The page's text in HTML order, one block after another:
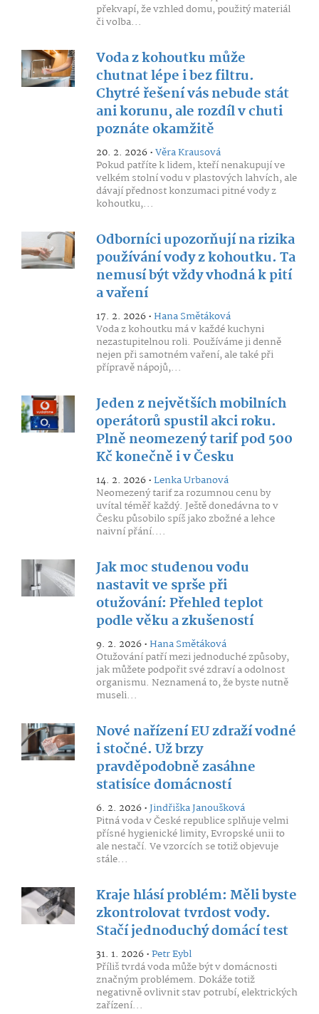
překvapí, že vzhled domu, použitý materiál
či volba...
Voda z kohoutku může
chutnat lépe i bez filtru.
Chytré řešení vás nebude stát
ani korunu, ale rozdíl v chuti
poznáte okamžitě
20. 2. 2026 •Věra Krausová
Pokud patříte k lidem, kteří nenakupují ve
velkém stolní vodu v plastových lahvích, ale
dávají přednost konzumaci pitné vody z
kohoutku,...
Odborníci upozorňují na rizika
používání vody z kohoutku. Ta
nemusí být vždy vhodná k pití
a vaření
17. 2. 2026 •Hana Smětáková
Voda z kohoutku má v každé kuchyni
nezastupitelnou roli. Používáme ji denně
nejen při samotném vaření, ale také při
přípravě nápojů,...
Jeden z největších mobilních
operátorů spustil akci roku.
Plně neomezený tarif pod 500
Kč konečně i v Česku
14. 2. 2026 •Lenka Urbanová
Neomezený tarif za rozumnou cenu by
uvítal téměř každý. Ještě donedávna to v
Česku působilo spíš jako zbožné a lehce
naivní přání....
Jak moc studenou vodu
nastavit ve sprše při
otužování: Přehled teplot
podle věku a zkušeností
9. 2. 2026 •Hana Smětáková
Otužování patří mezi jednoduché způsoby,
jak můžete podpořit své zdraví a odolnost
organismu. Neznamená to, že byste nutně
museli...
Nové nařízení EU zdraží vodné
i stočné. Už brzy
pravděpodobně zasáhne
statisíce domácností
6. 2. 2026 •Jindřiška Janoušková
Pitná voda v České republice splňuje velmi
přísné hygienické limity, Evropské unii to
ale nestačí. Ve vzorcích se totiž objevuje
stále...
Kraje hlásí problém: Měli byste
zkontrolovat tvrdost vody.
Stačí jednoduchý domácí test
31. 1. 2026 •Petr Eybl
Příliš tvrdá voda může být v domácnosti
značným problémem. Dokáže totiž
negativně ovlivnit stav potrubí, elektrických
zařízení...